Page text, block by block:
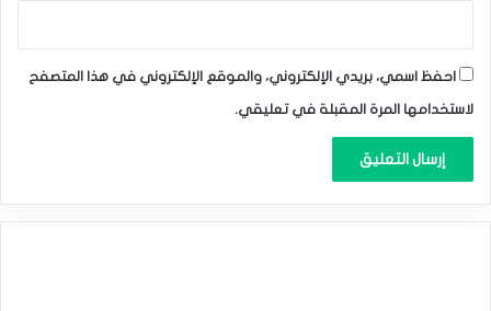
احفظ اسمي، بريدي الإلكتروني، والموقع الإلكتروني في هذا المتصفح
لاستخدامها المرة المقبلة في تعليقي.